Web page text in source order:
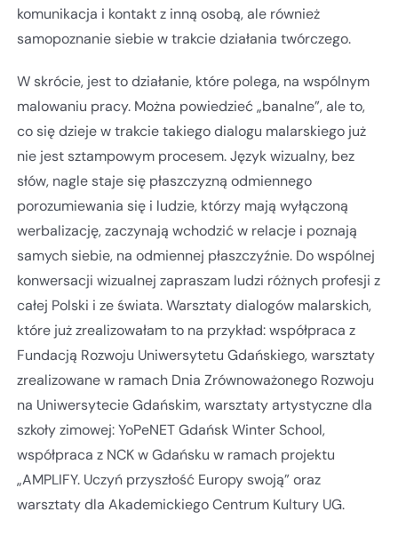
komunikacja i kontakt z inną osobą, ale również
samopoznanie siebie w trakcie działania twórczego.
W skrócie, jest to działanie, które polega, na wspólnym
malowaniu pracy. Można powiedzieć „banalne”, ale to,
co się dzieje w trakcie takiego dialogu malarskiego już
nie jest sztampowym procesem. Język wizualny, bez
słów, nagle staje się płaszczyzną odmiennego
porozumiewania się i ludzie, którzy mają wyłączoną
werbalizację, zaczynają wchodzić w relacje i poznają
samych siebie, na odmiennej płaszczyźnie. Do wspólnej
konwersacji wizualnej zapraszam ludzi różnych profesji z
całej Polski i ze świata. Warsztaty dialogów malarskich,
które już zrealizowałam to na przykład: współpraca z
Fundacją Rozwoju Uniwersytetu Gdańskiego, warsztaty
zrealizowane w ramach Dnia Zrównoważonego Rozwoju
na Uniwersytecie Gdańskim, warsztaty artystyczne dla
szkoły zimowej: YoPeNET Gdańsk Winter School,
współpraca z NCK w Gdańsku w ramach projektu
„AMPLIFY. Uczyń przyszłość Europy swoją” oraz
warsztaty dla Akademickiego Centrum Kultury UG.